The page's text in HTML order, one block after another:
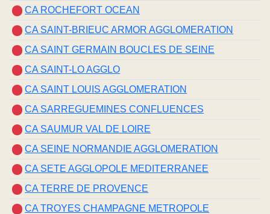
CA ROCHEFORT OCEAN
CA SAINT-BRIEUC ARMOR AGGLOMERATION
CA SAINT GERMAIN BOUCLES DE SEINE
CA SAINT-LO AGGLO
CA SAINT LOUIS AGGLOMERATION
CA SARREGUEMINES CONFLUENCES
CA SAUMUR VAL DE LOIRE
CA SEINE NORMANDIE AGGLOMERATION
CA SETE AGGLOPOLE MEDITERRANEE
CA TERRE DE PROVENCE
CA TROYES CHAMPAGNE METROPOLE